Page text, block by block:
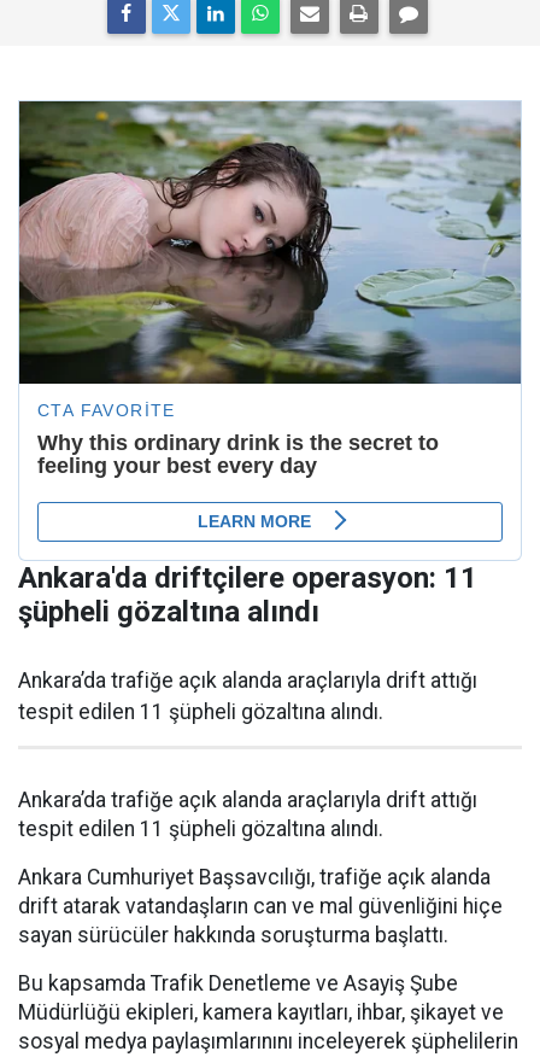
Ankara'da driftçilere operasyon: 11
şüpheli gözaltına alındı
Ankara’da trafiğe açık alanda araçlarıyla drift attığı
tespit edilen 11 şüpheli gözaltına alındı.
Ankara’da trafiğe açık alanda araçlarıyla drift attığı
tespit edilen 11 şüpheli gözaltına alındı.
Ankara Cumhuriyet Başsavcılığı, trafiğe açık alanda
drift atarak vatandaşların can ve mal güvenliğini hiçe
sayan sürücüler hakkında soruşturma başlattı.
Bu kapsamda Trafik Denetleme ve Asayiş Şube
Müdürlüğü ekipleri, kamera kayıtları, ihbar, şikayet ve
sosyal medya paylaşımlarınını inceleyerek şüphelilerin